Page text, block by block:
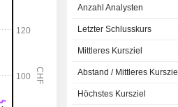
Anzahl Analysten
Letzter Schlusskurs
Mittleres Kursziel
Abstand / Mittleres Kursziel
Höchstes Kursziel